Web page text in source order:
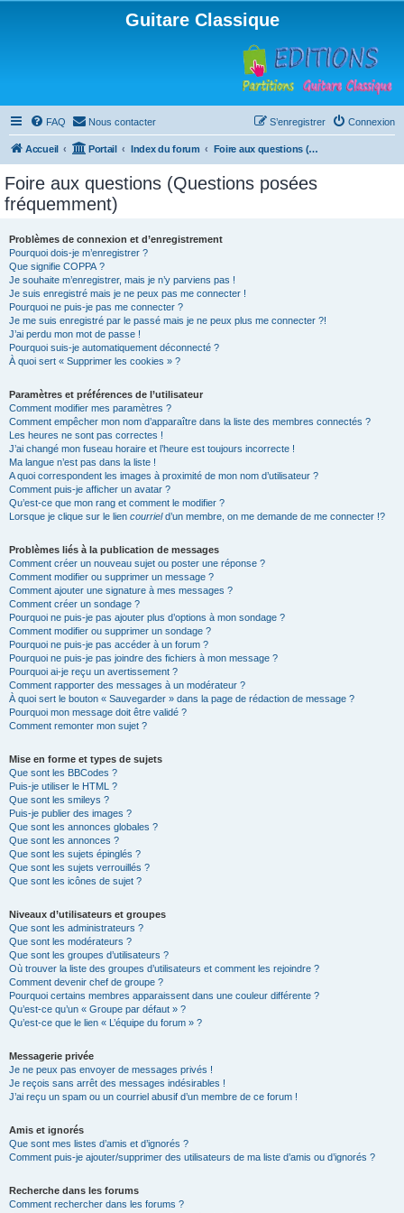
Guitare Classique
FAQ Nous contacter Connexion
S’enregistrer
Accueil Portail Index du forum Foire aux questions (Questions posées fréquemment)
Foire aux questions (Questions posées
fréquemment)
Problèmes de connexion et d’enregistrement
Pourquoi dois-je m’enregistrer ?
Que signifie COPPA ?
Je souhaite m’enregistrer, mais je n’y parviens pas !
Je suis enregistré mais je ne peux pas me connecter !
Pourquoi ne puis-je pas me connecter ?
Je me suis enregistré par le passé mais je ne peux plus me connecter ?!
J’ai perdu mon mot de passe !
Pourquoi suis-je automatiquement déconnecté ?
À quoi sert « Supprimer les cookies » ?
Paramètres et préférences de l’utilisateur
Comment modifier mes paramètres ?
Comment empêcher mon nom d’apparaître dans la liste des membres connectés ?
Les heures ne sont pas correctes !
J’ai changé mon fuseau horaire et l’heure est toujours incorrecte !
Ma langue n’est pas dans la liste !
A quoi correspondent les images à proximité de mon nom d’utilisateur ?
Comment puis-je afficher un avatar ?
Qu’est-ce que mon rang et comment le modifier ?
Lorsque je clique sur le lien courrield’un membre, on me demande de me connecter !?
Problèmes liés à la publication de messages
Comment créer un nouveau sujet ou poster une réponse ?
Comment modifier ou supprimer un message ?
Comment ajouter une signature à mes messages ?
Comment créer un sondage ?
Pourquoi ne puis-je pas ajouter plus d’options à mon sondage ?
Comment modifier ou supprimer un sondage ?
Pourquoi ne puis-je pas accéder à un forum ?
Pourquoi ne puis-je pas joindre des fichiers à mon message ?
Pourquoi ai-je reçu un avertissement ?
Comment rapporter des messages à un modérateur ?
À quoi sert le bouton « Sauvegarder » dans la page de rédaction de message ?
Pourquoi mon message doit être validé ?
Comment remonter mon sujet ?
Mise en forme et types de sujets
Que sont les BBCodes ?
Puis-je utiliser le HTML ?
Que sont les smileys ?
Puis-je publier des images ?
Que sont les annonces globales ?
Que sont les annonces ?
Que sont les sujets épinglés ?
Que sont les sujets verrouillés ?
Que sont les icônes de sujet ?
Niveaux d’utilisateurs et groupes
Que sont les administrateurs ?
Que sont les modérateurs ?
Que sont les groupes d’utilisateurs ?
Où trouver la liste des groupes d’utilisateurs et comment les rejoindre ?
Comment devenir chef de groupe ?
Pourquoi certains membres apparaissent dans une couleur différente ?
Qu’est-ce qu’un « Groupe par défaut » ?
Qu’est-ce que le lien « L’équipe du forum » ?
Messagerie privée
Je ne peux pas envoyer de messages privés !
Je reçois sans arrêt des messages indésirables !
J’ai reçu un spam ou un courriel abusif d’un membre de ce forum !
Amis et ignorés
Que sont mes listes d’amis et d’ignorés ?
Comment puis-je ajouter/supprimer des utilisateurs de ma liste d’amis ou d’ignorés ?
Recherche dans les forums
Comment rechercher dans les forums ?